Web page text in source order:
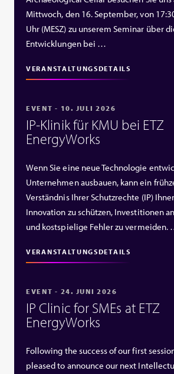
Mittwoch, den 16. September, von
Uhr (MESZ) zu unserem Seminar über
Entwicklungen bei …
VERANSTALTUNGSDETAILS
EVENT - 10. JULI 2026
IP‑Klinik für KMU bei ETZ
EnergyWorks
Wenn Sie eine neue Technologie
Unternehmen ausbauen, kann ein
Verständnis Ihrer Schutzrechte (IP)
Innovation zu schützen, Investitionen
und kostspielige Fehler zu vermeiden.
VERANSTALTUNGSDETAILS
EVENT - 24. JUNI 2026
IP Clinic for SMEs at ETZ
EnergyWorks
Following the success of our first
pleased to announce our next